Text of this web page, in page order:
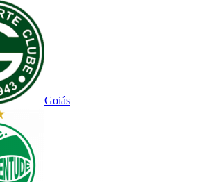
Goiás